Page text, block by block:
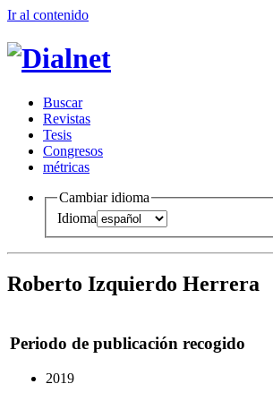
Ir al contenido
Buscar
Revistas
Tesis
Congresos
métricas
Cambiar idioma
Idioma
Roberto Izquierdo Herrera
Periodo de publicación recogido
2019